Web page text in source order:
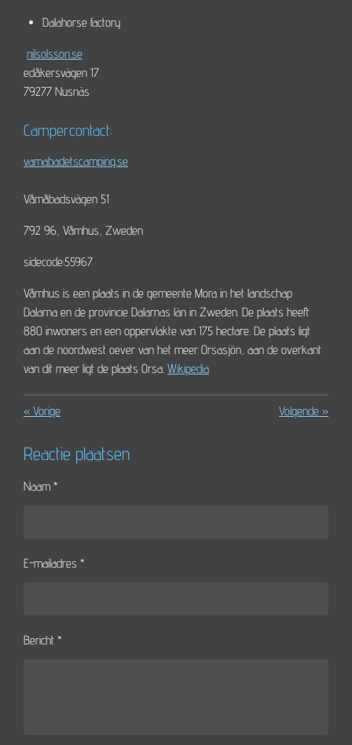
Dalahorse factory
nilsolsson.se
edåkersvägen 17
79277 Nusnäs
Campercontact:
vamabadetscamping.se
Våmåbadsvägen 51
792 96, Våmhus, Zweden
sidecode:55967
Våmhus is een plaats in de gemeente Mora in het landschap
Dalarna en de provincie Dalarnas län in Zweden. De plaats heeft
880 inwoners en een oppervlakte van 175 hectare. De plaats ligt
aan de noordwest oever van het meer Orsasjön, aan de overkant
van dit meer ligt de plaats Orsa. Wikipedia
« Vorige Volgende »
Reactie plaatsen
Naam *
E-mailadres *
Bericht *